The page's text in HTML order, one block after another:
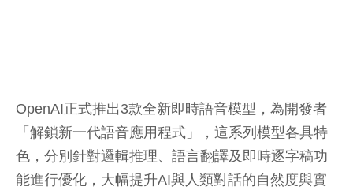
OpenAI正式推出3款全新即時語音模型，為開發者
「解鎖新一代語音應用程式」，這系列模型各具特
色，分別針對邏輯推理、語言翻譯及即時逐字稿功
能進行優化，大幅提升AI與人類對話的自然度與實